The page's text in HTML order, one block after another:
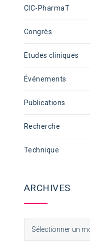
CIC-PharmaT
Congrès
Etudes cliniques
Événements
Publications
Recherche
Technique
ARCHIVES